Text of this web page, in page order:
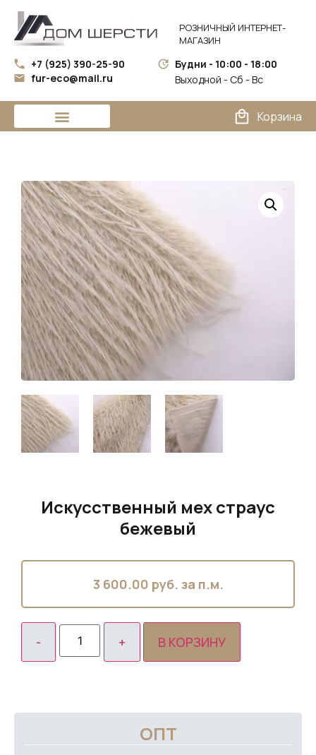
РОЗНИЧНЫЙ ИНТЕРНЕТ-
МАГАЗИН
+7 (925) 390-25-90
fur-eco@mail.ru
Будни - 10:00 - 18:00
Выходной - Сб - Вс
Корзина
Искусственный мех страус
бежевый
3 600.00 руб. за п.м.
В КОРЗИНУ
ОПТ